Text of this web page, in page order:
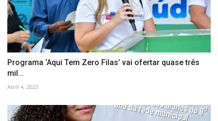
Programa ‘Aqui Tem Zero Filas’ vai ofertar quase três
mil...
Abril 4, 2023